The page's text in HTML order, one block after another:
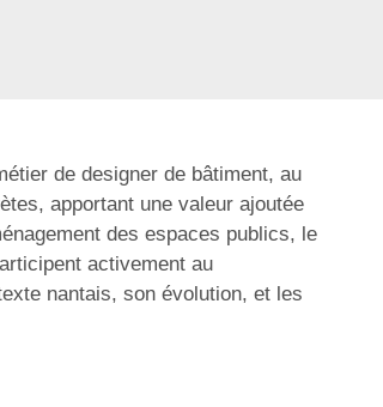
de designer de bâtiment, au
apportant une valeur ajoutée
des espaces publics, le
activement au
nantais, son évolution, et les